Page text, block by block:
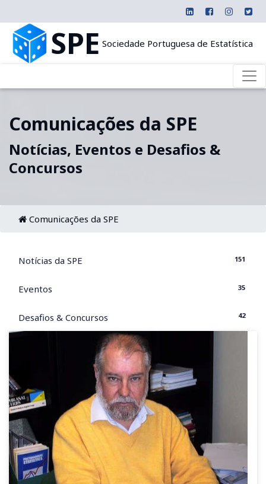
SPE Sociedade Portuguesa de Estatística
Comunicações da SPE
Notícias, Eventos e Desafios &
Concursos
Comunicações da SPE
Notícias da SPE 151
Eventos 35
Desafios & Concursos 42